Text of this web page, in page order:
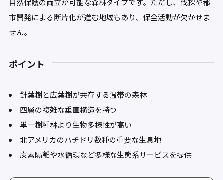
自然保護の両立が可能な森林タイプです。ただし、伐採や都
市開発による断片化が進む地域もあり、保全活動が欠かせま
せん。
ポイント
針葉樹と広葉樹が共存する温帯の森林
四層の複雑な垂直構造を持つ
単一樹種林より生物多様性が高い
北アメリカのハチドリ数種の重要な生息地
炭素隔離や水循環など多様な生態系サービスを提供